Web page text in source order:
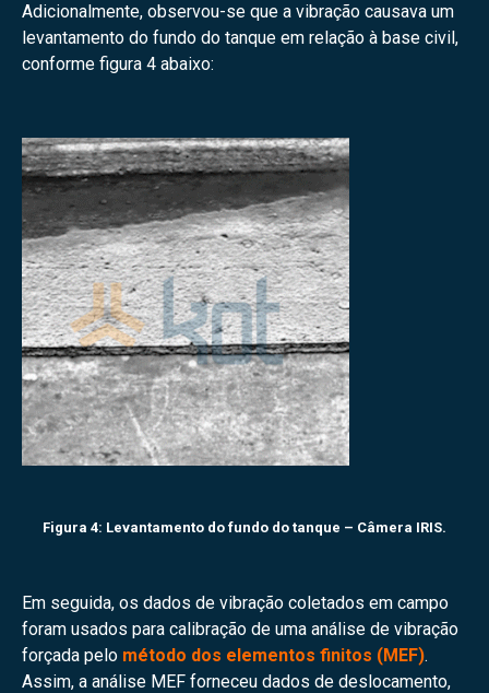
Adicionalmente, observou-se que a vibração causava um
levantamento do fundo do tanque em relação à base civil,
conforme figura 4 abaixo:
Figura 4: Levantamento do fundo do tanque – Câmera IRIS.
Em seguida, os dados de vibração coletados em campo
foram usados para calibração de uma análise de vibração
forçada pelo método dos elementos finitos (MEF).
Assim, a análise MEF forneceu dados de deslocamento,